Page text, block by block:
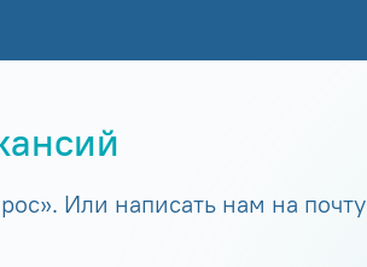
Или написать нам на почту